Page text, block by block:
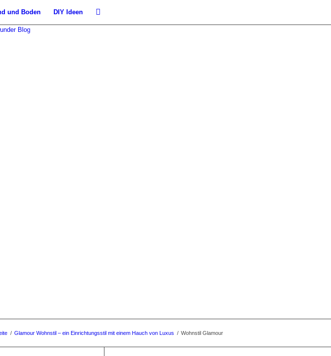
und Boden DIY Ideen
/ Glamour Wohnstil – ein Einrichtungsstil mit einem Hauch von Luxus / Wohnstil Glamour